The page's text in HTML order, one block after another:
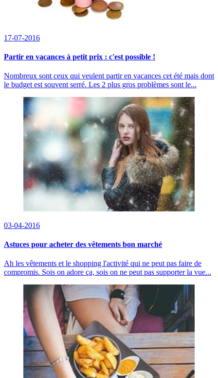
17-07-2016
Partir en vacances à petit prix : c'est possible !
Nombreux sont ceux qui veulent partir en vacances cet été mais dont
le budget est souvent serré. Les 2 plus gros problèmes sont le...
03-04-2016
Astuces pour acheter des vêtements bon marché
Ah les vêtements et le shopping l'activité qui ne peut pas faire de
compromis. Sois on adore ça, sois on ne peut pas supporter la vue...